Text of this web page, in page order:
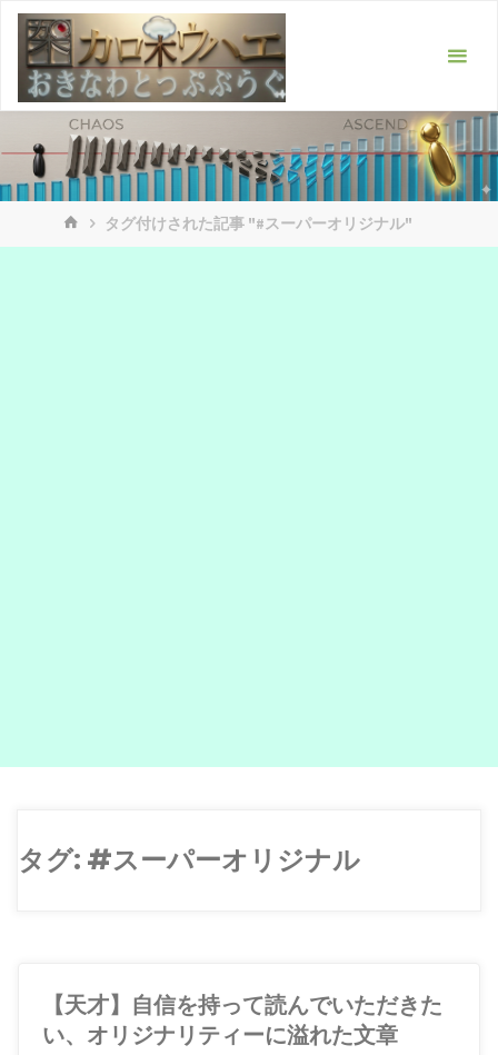
ス
ッ
ホ
ー
タグ付けされた記事 "#スーパーオリジナル"
タグ: #スーパーオリジナル
【天才】自信を持って読んでいただきた
い、オリジナリティーに溢れた文章